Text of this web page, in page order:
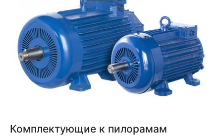
Комплектующие к пилорамам